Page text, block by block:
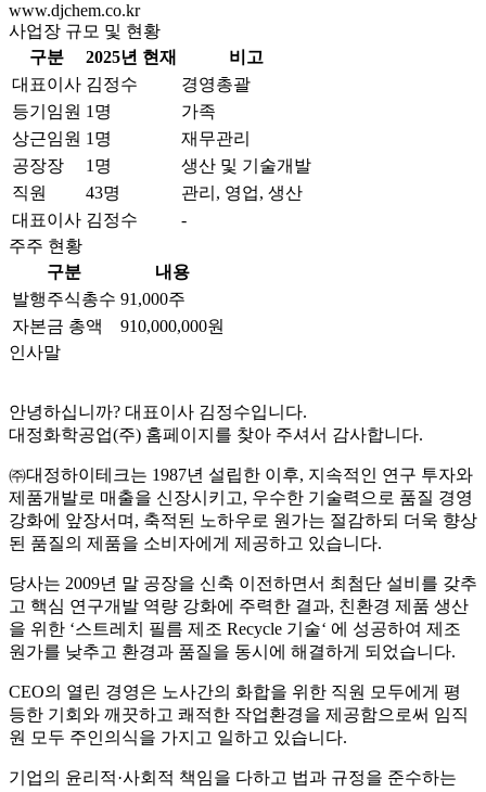
www.djchem.co.kr
사업장 규모 및 현황
구분
2025년 현재
비고
대표이사 김정수
경영총괄
등기임원 1명
가족
상근임원 1명
재무관리
공장장
1명
생산 및 기술개발
직원
43명
관리, 영업, 생산
대표이사 김정수
-
주주 현황
구분
내용
발행주식총수 91,000주
자본금 총액
910,000,000원
인사말
안녕하십니까? 대표이사 김정수입니다.
대정화학공업(주) 홈페이지를 찾아 주셔서 감사합니다.
㈜대정하이테크는 1987년 설립한 이후, 지속적인 연구 투자와
제품개발로 매출을 신장시키고, 우수한 기술력으로 품질 경영
강화에 앞장서며, 축적된 노하우로 원가는 절감하되 더욱 향상
된 품질의 제품을 소비자에게 제공하고 있습니다.
당사는 2009년 말 공장을 신축 이전하면서 최첨단 설비를 갖추
고 핵심 연구개발 역량 강화에 주력한 결과, 친환경 제품 생산
을 위한 ‘스트레치 필름 제조 Recycle 기술‘ 에 성공하여 제조
원가를 낮추고 환경과 품질을 동시에 해결하게 되었습니다.
CEO의 열린 경영은 노사간의 화합을 위한 직원 모두에게 평
등한 기회와 깨끗하고 쾌적한 작업환경을 제공함으로써 임직
원 모두 주인의식을 가지고 일하고 있습니다.
기업의 윤리적·사회적 책임을 다하고 법과 규정을 준수하는